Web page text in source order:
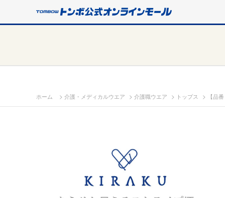
ホーム > 介護・メディカルウエア > 介護職ウエア > トップス > 【品